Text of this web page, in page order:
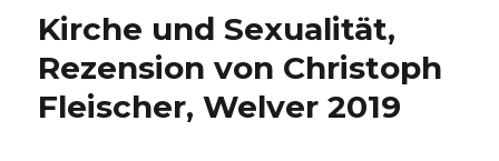
Kirche und Sexualität,
Rezension von Christoph
Fleischer, Welver 2019